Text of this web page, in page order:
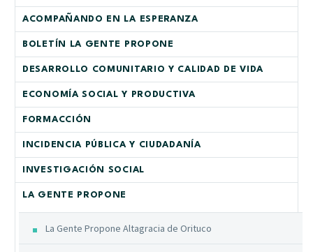
ACOMPAÑANDO EN LA ESPERANZA
BOLETÍN LA GENTE PROPONE
DESARROLLO COMUNITARIO Y CALIDAD DE VIDA
ECONOMÍA SOCIAL Y PRODUCTIVA
FORMACCIÓN
INCIDENCIA PÚBLICA Y CIUDADANÍA
INVESTIGACIÓN SOCIAL
LA GENTE PROPONE
La Gente Propone Altagracia de Orituco